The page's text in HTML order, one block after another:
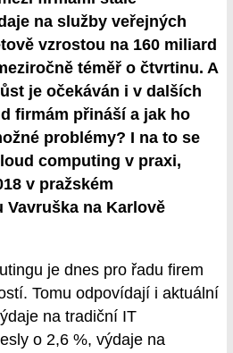
na služby veřejných
vzrostou na 160 miliard
téměř o čtvrtinu. A
je očekáván i v dalších
firmám přináší a jak ho
problémy? I na to se
computing v praxi,
v pražském
Vavruška na Karlově
je dnes pro řadu firem
Tomu odpovídají i aktuální
na tradiční IT
o 2,6 %, výdaje na